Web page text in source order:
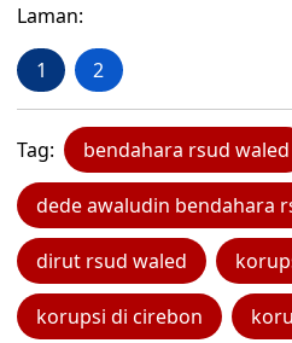
Laman:
1 2
Tag: bendahara rsud waled
dede awaludin bendahara
dirut rsud waled
korupsi di cirebon